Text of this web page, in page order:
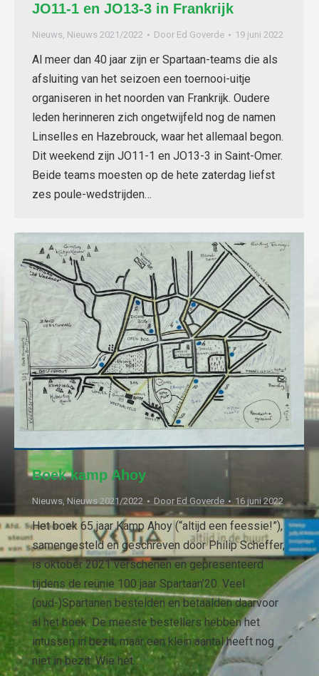
JO11-1 en JO13-3 in Frankrijk
Nieuws, Nieuws 2021/2022 Door Ed Goverde 19 juni 2022
Al meer dan 40 jaar zijn er Spartaan-teams die als
afsluiting van het seizoen een toernooi-uitje
organiseren in het noorden van Frankrijk. Oudere
leden herinneren zich ongetwijfeld nog de namen
Linselles en Hazebrouck, waar het allemaal begon.
Dit weekend zijn JO11-1 en JO13-3 in Saint-Omer.
Beide teams moesten op de hete zaterdag liefst
zes poule-wedstrijden…
Boek kamp Ahoy
Nieuws, Nieuws 2021/2022 Door Ed Goverde 16 juni 2022
Het boek 65 jaar Kamp Ahoy (“altijd een feessie!”),
samengesteld en geschreven door Philip Scheffer,
is oktober 2021 verschenen en gepresenteerd
tijdens de reünie 100 jaar Spartaan’20. Veel
(oud-)Spartanen bestelden en betaalden daarvoor
al het boek. De meeste bestellers hebben het
intussen in bezit, maar een klein aantal heeft nog
niet in bezit. Wie het…